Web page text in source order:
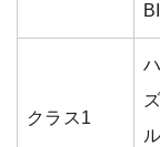
クラス1